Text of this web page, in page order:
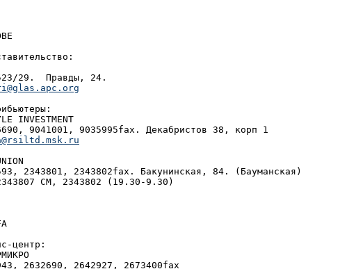
INVESTMENT
2343801, 2343802fax. Бакунинская, 84. (Бауманская)
CM, 2343802 (19.30-9.30)
центр: